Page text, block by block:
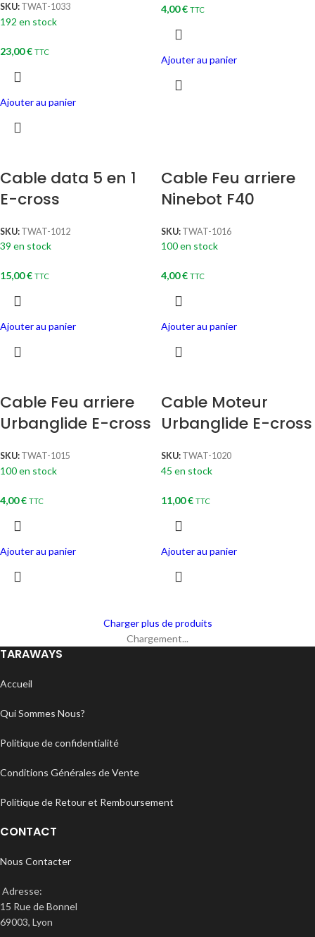
SKU: TWAT-1033
192 en stock
23,00€ TTC
Ajouter au panier
4,00€ TTC
Ajouter au panier
Cable data 5 en 1
E-cross
SKU: TWAT-1012
39 en stock
15,00€ TTC
Ajouter au panier
Cable Feu arriere
Ninebot F40
SKU: TWAT-1016
100 en stock
4,00€ TTC
Ajouter au panier
Cable Feu arriere
Urbanglide E-cross
SKU: TWAT-1015
100 en stock
4,00€ TTC
Ajouter au panier
Cable Moteur
Urbanglide E-cross
SKU: TWAT-1020
45 en stock
11,00€ TTC
Ajouter au panier
Charger plus de produits
Chargement...
TARAWAYS
Accueil
Qui Sommes Nous?
Politique de confidentialité
Conditions Générales de Vente
Politique de Retour et Remboursement
CONTACT
Nous Contacter
Adresse:
15 Rue de Bonnel
69003, Lyon